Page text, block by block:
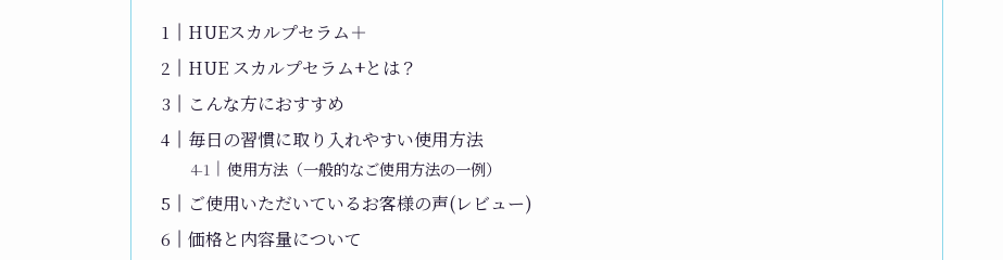
HUEスカルプセラム＋
HUE スカルプセラム+とは？
こんな方におすすめ
毎日の習慣に取り入れやすい使用方法
使用方法（一般的なご使用方法の一例）
ご使用いただいているお客様の声(レビュー)
価格と内容量について